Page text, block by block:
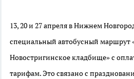
13, 20 и 27 апреля в Нижнем
специальный автобусный
Новостригинское кладбище» с
тарифам. Это связано с